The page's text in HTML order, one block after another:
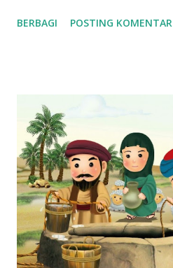
BERBAGI POSTING KOMENTAR